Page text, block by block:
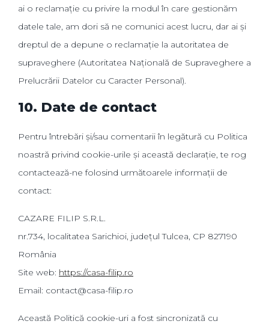
ai o reclamație cu privire la modul în care gestionăm
datele tale, am dori să ne comunici acest lucru, dar ai și
dreptul de a depune o reclamație la autoritatea de
supraveghere (Autoritatea Națională de Supraveghere a
Prelucrării Datelor cu Caracter Personal).
10. Date de contact
Pentru întrebări și/sau comentarii în legătură cu Politica
noastră privind cookie-urile și această declarație, te rog
contactează-ne folosind următoarele informații de
contact:
CAZARE FILIP S.R.L.
nr.734, localitatea Sarichioi, județul Tulcea, CP 827190
România
Site web: https://casa-filip.ro
Email: contact@casa-filip.ro
Această Politică cookie-uri a fost sincronizată cu